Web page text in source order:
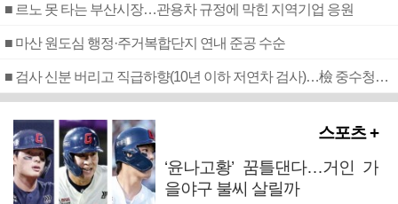
■ 르노 못 타는 부산시장…관용차 규정에 막힌 지역기업 응원
■ 마산 원도심 행정·주거복합단지 연내 준공 수순
■ 검사 신분 버리고 직급하향(10년 이하 저연차 검사)…檢 중수청행 기피
스포츠 +
‘윤나고황’ 꿈틀댄다…거인 가
을야구 불씨 살릴까